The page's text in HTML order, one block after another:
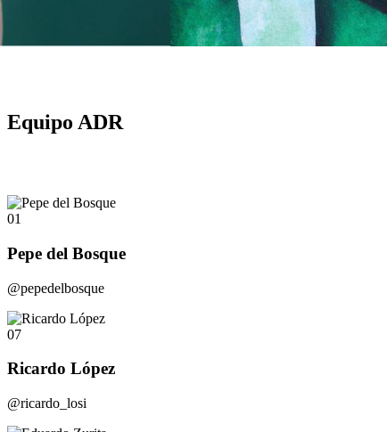
Equipo ADR
01
Pepe del Bosque
@pepedelbosque
07
Ricardo López
@ricardo_losi